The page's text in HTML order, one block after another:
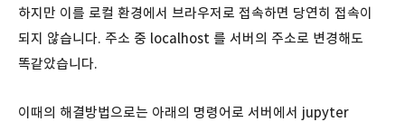
하지만 이를 로컬 환경에서 브라우저로 접속하면 당연히 접속이
되지 않습니다. 주소 중 localhost 를 서버의 주소로 변경해도
똑같았습니다.
이때의 해결방법으로는 아래의 명령어로 서버에서 jupyter